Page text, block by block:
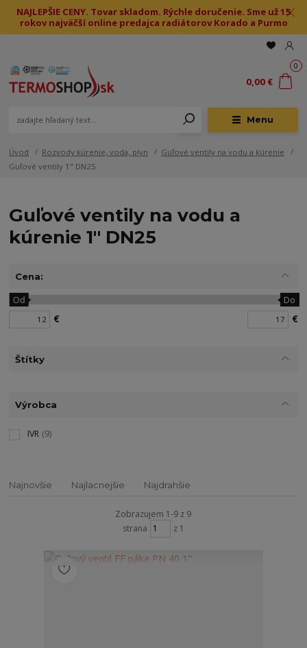
NAJLEPŠIE CENY. Tovar skladom. Rýchle doručenie. Sme už 15
rokov najväčší online predajca radiátorov Korado a Purmo
Menu
0
0,00 €
Úvod Rozvody kúrenie, voda, plyn
Guľové ventily na vodu a kúrenie
Guľové ventily 1" DN25
Guľové ventily na vodu a
kúrenie 1" DN25
Cena:
€
Od Do
€
Štítky
Výrobca
IVR (9)
Najnovšie Najlacnejšie Najdrahšie
Zobrazujem 1-9 z 9
strana
z 1